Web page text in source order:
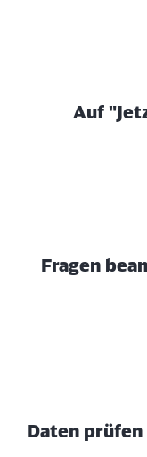
Auf
Fragen
Daten prüfen